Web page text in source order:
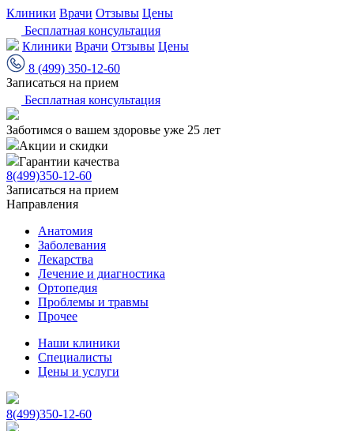
Клиники Врачи Отзывы Цены
Бесплатная консультация
Клиники Врачи Отзывы Цены
8 (499) 350-12-60
Записаться на прием
Бесплатная консультация
Заботимся о вашем здоровье уже 25 лет
Акции и скидки
Гарантии качества
8(499)350-12-60
Записаться на прием
Направления
Анатомия
Заболевания
Лекарства
Лечение и диагностика
Ортопедия
Проблемы и травмы
Прочее
Наши клиники
Специалисты
Цены и услуги
8(499)350-12-60